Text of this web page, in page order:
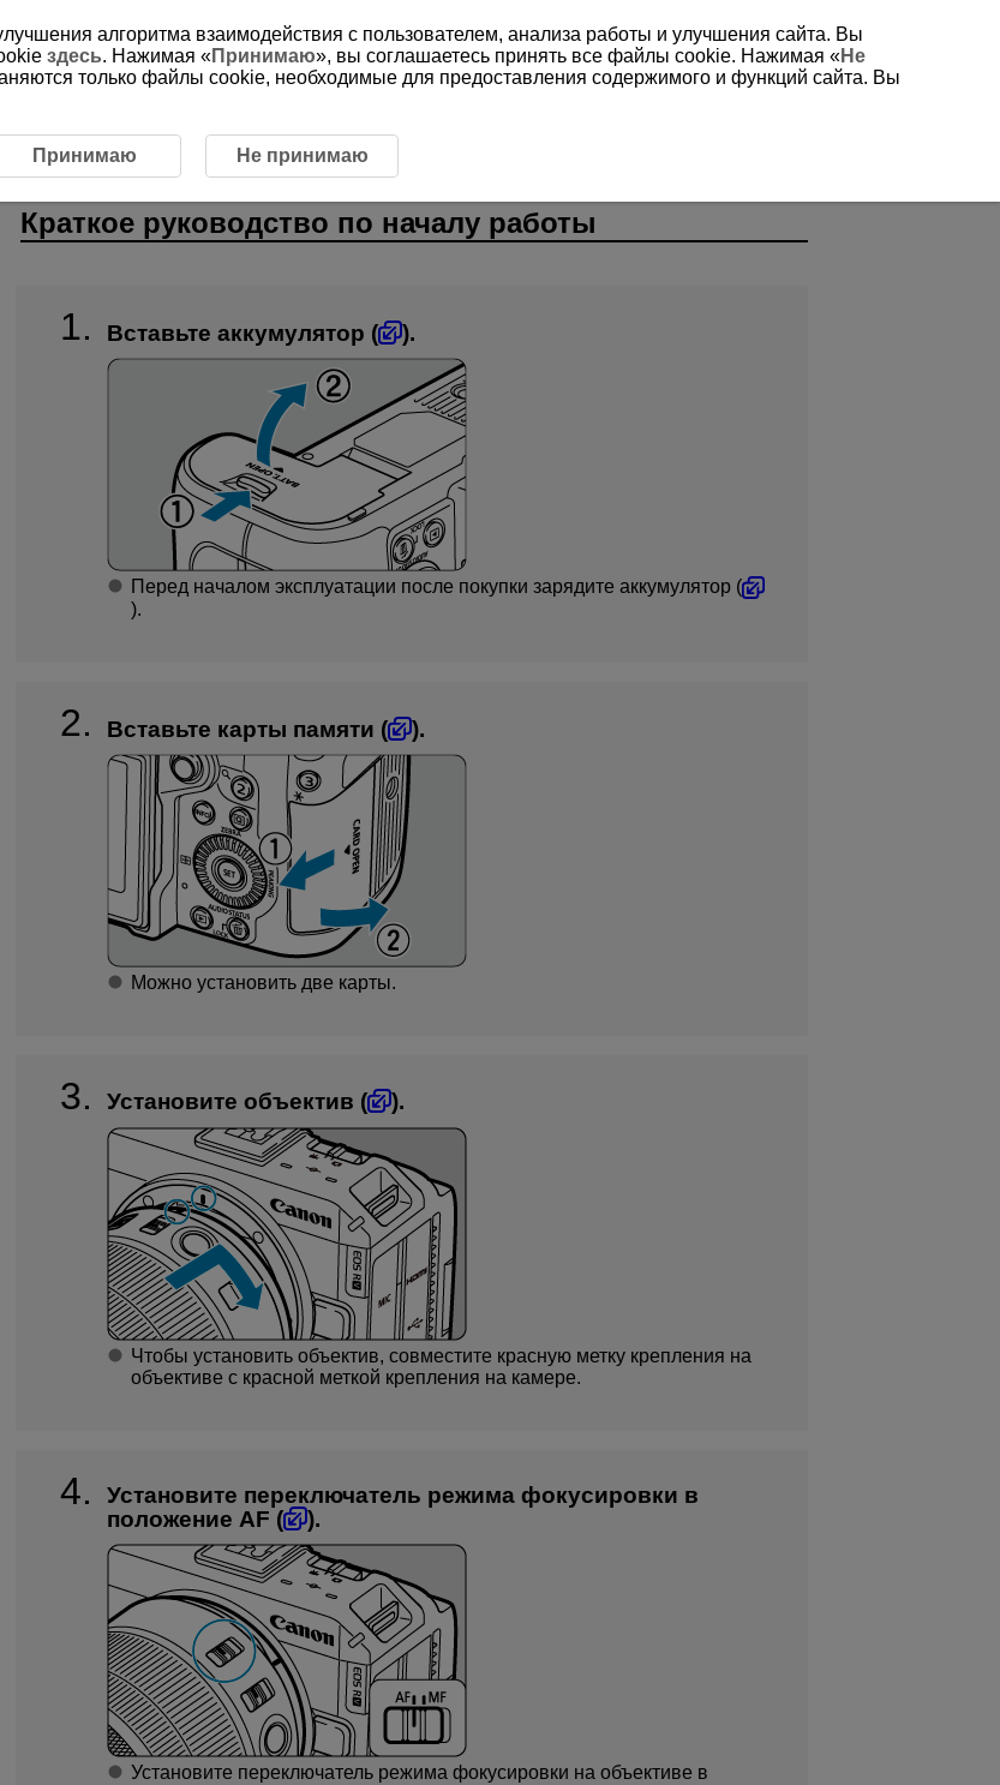
по началу работы
Краткое руководство по началу работы
Вставьте аккумулятор ( ).
Перед началом эксплуатации после покупки зарядите аккумулятор (
).
Вставьте карты памяти ( ).
Можно установить две карты.
Установите объектив ( ).
Чтобы установить объектив, совместите красную метку крепления на
объективе с красной меткой крепления на камере.
Установите переключатель режима фокусировки в
положение AF (
).
Установите переключатель режима фокусировки на объективе в
алгоритма взаимодействия с пользователем, анализа работы и улучшения сайта. Вы
здесь. Нажимая «Принимаю», вы соглашаетесь принять все файлы cookie. Нажимая «Не
только файлы cookie, необходимые для предоставления содержимого и функций сайта. Вы
Принимаю Не принимаю